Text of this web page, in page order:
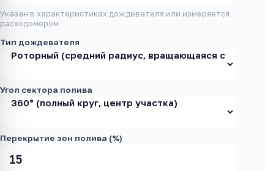
Указан в характеристиках дождевателя или измеряется
расходомером
Тип дождевателя
Угол сектора полива
Перекрытие зон полива (%)